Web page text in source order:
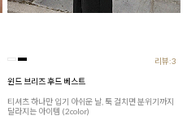
리뷰:3
윈드 브리즈 후드 베스트
티셔츠 하나만 입기 아쉬운 날, 툭 걸치면 분위기까지
달라지는 아이템 (2color)